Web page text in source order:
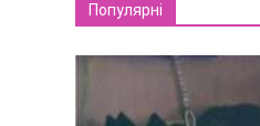
Популярні